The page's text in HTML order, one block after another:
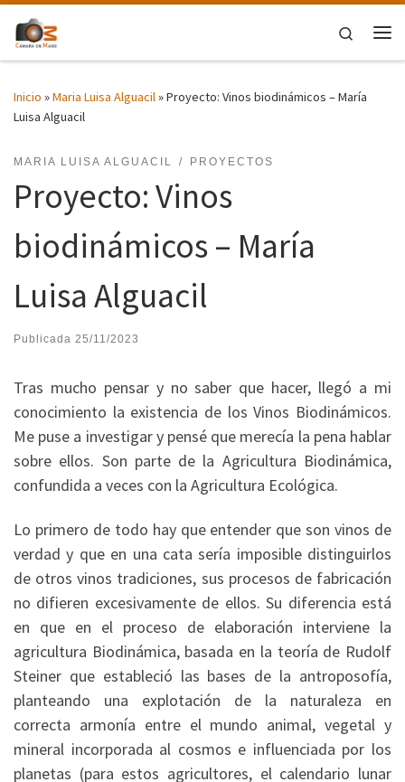
Saltar al contenido
Search
Inicio »Maria Luisa Alguacil»Proyecto: Vinos biodinámicos – María
Luisa Alguacil
MARIA LUISA ALGUACIL PROYECTOS
Proyecto: Vinos
biodinámicos – María
Luisa Alguacil
Publicada 25/11/2023
Tras mucho pensar y no saber que hacer, llegó a mi
conocimiento la existencia de los Vinos Biodinámicos.
Me puse a investigar y pensé que merecía la pena hablar
sobre ellos. Son parte de la Agricultura Biodinámica,
confundida a veces con la Agricultura Ecológica.
Lo primero de todo hay que entender que son vinos de
verdad y que en una cata sería imposible distinguirlos
de otros vinos tradiciones, sus procesos de fabricación
no difieren excesivamente de ellos. Su diferencia está
en que en el proceso de elaboración interviene la
agricultura Biodinámica, basada en la teoría de Rudolf
Steiner que estableció las bases de la antroposofía,
planteando una explotación de la naturaleza en
correcta armonía entre el mundo animal, vegetal y
mineral incorporada al cosmos e influenciada por los
planetas (para estos agricultores, el calendario lunar